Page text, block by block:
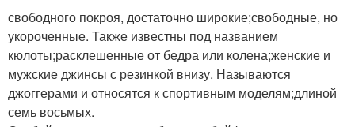
свободного покроя, достаточно широкие;свободные, но
укороченные. Также известны под названием
кюлоты;расклешенные от бедра или колена;женские и
мужские джинсы с резинкой внизу. Называются
джоггерами и относятся к спортивным моделям;длиной
семь восьмых.